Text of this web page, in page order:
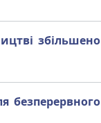
збільшено
безперервного